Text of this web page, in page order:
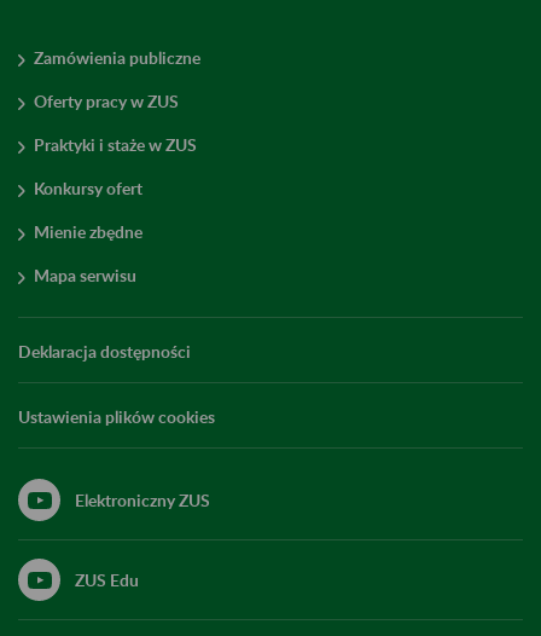
Zamówienia publiczne
Oferty pracy w ZUS
Praktyki i staże w ZUS
Konkursy ofert
Mienie zbędne
Mapa serwisu
Deklaracja dostępności
Ustawienia plików cookies
Elektroniczny ZUS
ZUS Edu